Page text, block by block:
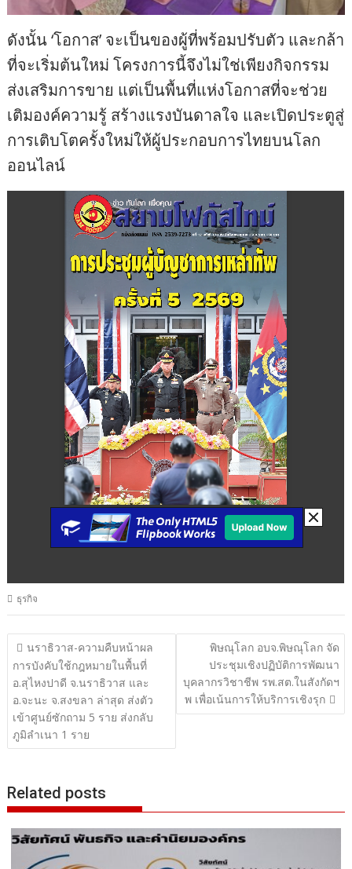
ดังนั้น ‘โอกาส’ จะเป็นของผู้ที่พร้อมปรับตัว และกล้า
ที่จะเริ่มต้นใหม่ โครงการนี้จึงไม่ใช่เพียงกิจกรรม
ส่งเสริมการขาย แต่เป็นพื้นที่แห่งโอกาสที่จะช่วย
เติมองค์ความรู้ สร้างแรงบันดาลใจ และเปิดประตูสู่
การเติบโตครั้งใหม่ให้ผู้ประกอบการไทยบนโลก
ออนไลน์
ธุรกิจ
แนะแนว
เรื่อง
นราธิวาส-ความคืบหน้าผล
การบังคับใช้กฎหมายในพื้นที่
อ.สุไหงปาดี จ.นราธิวาส และ
อ.จะนะ จ.สงขลา ล่าสุด ส่งตัว
เข้าศูนย์ซักถาม 5 ราย ส่งกลับ
ภูมิลำเนา 1 ราย
พิษณุโลก อบจ.พิษณุโลก จัด
ประชุมเชิงปฏิบัติการพัฒนา
บุคลากรวิชาชีพ รพ.สต.ในสังกัดฯ
พ เพื่อเน้นการให้บริการเชิงรุก
Related posts